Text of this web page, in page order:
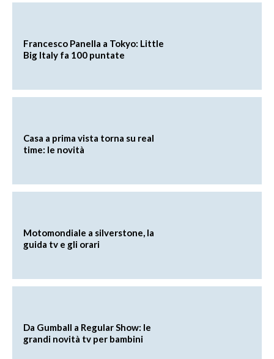
Francesco Panella a Tokyo: Little
Big Italy fa 100 puntate
Casa a prima vista torna su real
time: le novità
Motomondiale a silverstone, la
guida tv e gli orari
Da Gumball a Regular Show: le
grandi novità tv per bambini